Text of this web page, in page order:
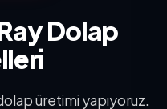
Dolap
üretimi yapıyoruz.